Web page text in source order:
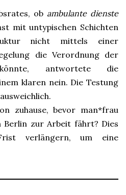
ob ambulante dienste
mit untypischen Schichten
nicht mittels einer
die Verordnung der
antwortete die
klaren nein. Die Testung
zuhause, bevor man*frau
zur Arbeit fährt? Dies
verlängern, um eine